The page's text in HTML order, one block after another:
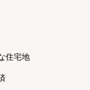
住宅地